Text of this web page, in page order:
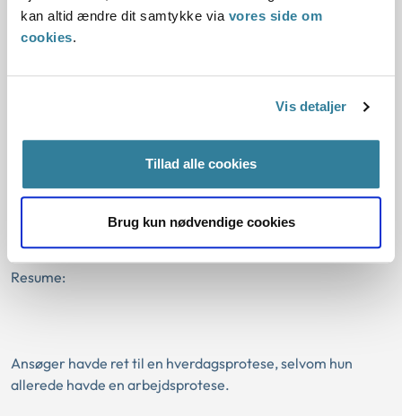
kan altid ændre dit samtykke via vores side om
cookies.
Vis detaljer
Tillad alle cookies
Brug kun nødvendige cookies
Resume:
Ankestyrelsen forlængede fristen for genbehandling af
årig dreng fra to år tilfire år. Drengen...
Ankestyrelsens principafgørelse 133-
01-01-2010
Serviceloven Hjælpemiddel
Fod
Hverdagsprotese
Merudgifter Kommunal Gældende
Resume:
Ansøger havde ret til en hverdagsprotese, selvom hun
allerede havde en arbejdsprotese.